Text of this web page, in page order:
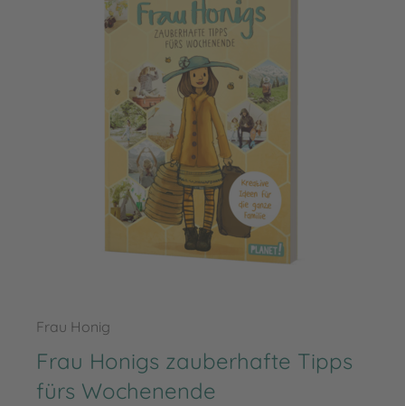
Frau Honig
Frau Honigs zauberhafte Tipps
fürs Wochenende